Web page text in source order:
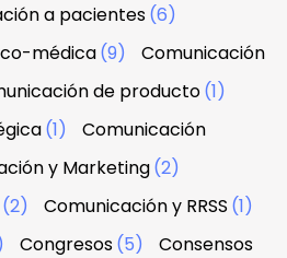
a pacientes(6)
médica(9)
Comunicación
de producto(1)
(1)
Comunicación
y Marketing(2)
(2) Comunicación y RRSS (1)
Congresos(5)
Consensos